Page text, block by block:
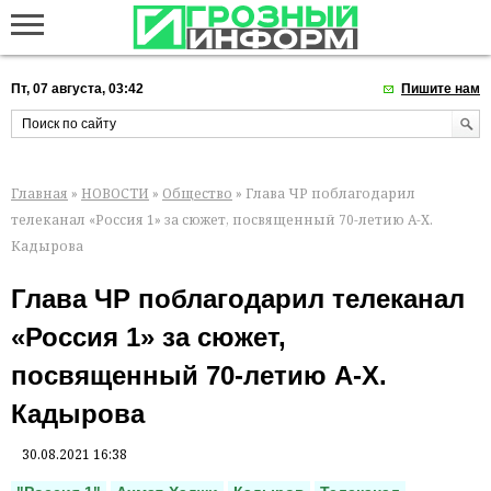
Пт, 07 августа, 03:42 Пишите нам
Главная » НОВОСТИ » Общество » Глава ЧР поблагодарил
телеканал «Россия 1» за сюжет, посвященный 70-летию А-Х.
Кадырова
Глава ЧР поблагодарил телеканал
«Россия 1» за сюжет,
посвященный 70-летию А-Х.
Кадырова
30.08.2021 16:38